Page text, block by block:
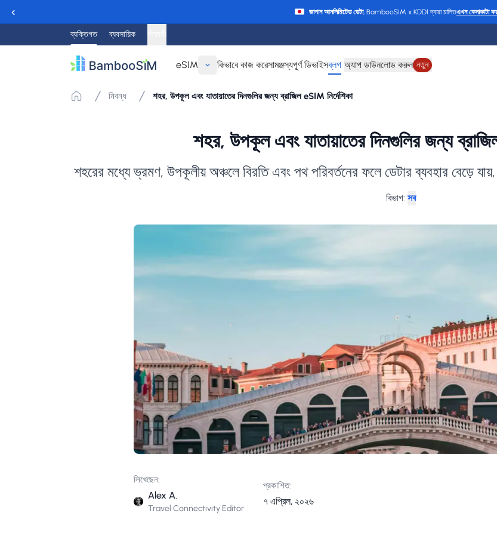
‹ জাপান আনলিমিটেড ডেটা, BambooSIM x KDDI দ্বারা চালিতএখন কেনাকাটা
ব্যক্তিগত ব্যবসায়িক
eSIM কিভাবে কাজ করেসামঞ্জস্যপূর্ণ ডিভাইসব্লগ অ্যাপ ডাউনলোড করুন নতুন
নিবন্ধ শহর, উপকূল এবং যাতায়াতের দিনগুলির জন্য ব্রাজিল eSIM নির্দেশিকা
শহর, উপকূল এবং যাতায়াতের দিনগুলির জন্য
শহরের মধ্যে ভ্রমণ, উপকূলীয় অঞ্চলে বিরতি এবং পথ পরিবর্তনের ফলে ডেটার ব্যবহার বেড়ে
বিভাগ: সব
লিখেছেন:
Alex A.
Travel Connectivity Editor
প্রকাশিত:
৭ এপ্রিল, ২০২৬